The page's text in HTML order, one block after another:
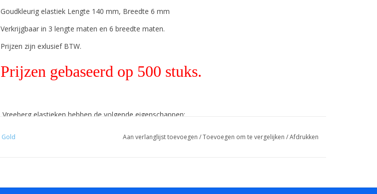
Goudkleurig elastiek Lengte 140 mm, Breedte 6 mm
Verkrijgbaar in 3 lengte maten en 6 breedte maten.
Prijzen zijn exlusief BTW.
Prijzen gebaseerd op 500 stuks.
Vreeberg elastieken hebben de volgende eigenschappen:
- Hoge elasticiteit
Gold Aan verlanglijst toevoegen /Toevoegen om te vergelijken /Afdrukken